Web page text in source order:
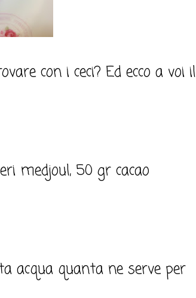
con i ceci? Ed ecco a voi il
medjoul, 50 gr cacao
acqua quanta ne serve per